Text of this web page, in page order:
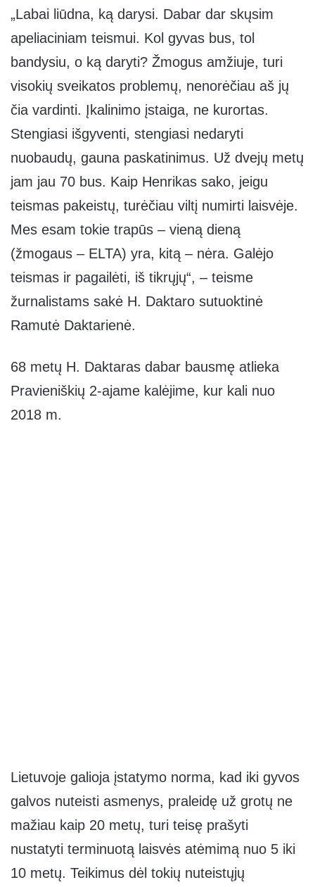
„Labai liūdna, ką darysi. Dabar dar skųsim
apeliaciniam teismui. Kol gyvas bus, tol
bandysiu, o ką daryti? Žmogus amžiuje, turi
visokių sveikatos problemų, nenorėčiau aš jų
čia vardinti. Įkalinimo įstaiga, ne kurortas.
Stengiasi išgyventi, stengiasi nedaryti
nuobaudų, gauna paskatinimus. Už dvejų metų
jam jau 70 bus. Kaip Henrikas sako, jeigu
teismas pakeistų, turėčiau viltį numirti laisvėje.
Mes esam tokie trapūs – vieną dieną
(žmogaus – ELTA) yra, kitą – nėra. Galėjo
teismas ir pagailėti, iš tikrųjų“, – teisme
žurnalistams sakė H. Daktaro sutuoktinė
Ramutė Daktarienė.
68 metų H. Daktaras dabar bausmę atlieka
Pravieniškių 2-ajame kalėjime, kur kali nuo
2018 m.
Lietuvoje galioja įstatymo norma, kad iki gyvos
galvos nuteisti asmenys, praleidę už grotų ne
mažiau kaip 20 metų, turi teisę prašyti
nustatyti terminuotą laisvės atėmimą nuo 5 iki
10 metų. Teikimus dėl tokių nuteistųjų